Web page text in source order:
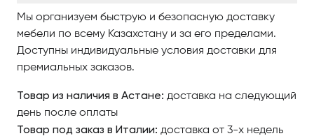
достаточное количество вещей и аксессуаров,
сохраняя внутренний порядок.
высококачественных материалов, редкой породы
древесины и ручным трудом.
Мы организуем быструю и безопасную доставку
мебели по всему Казахстану и за его пределами.
Доступны индивидуальные условия доставки для
премиальных заказов.
Товар из наличия в Астане: доставка на следующий
день после оплаты
Товар под заказ в Италии: доставка от 3-х недель